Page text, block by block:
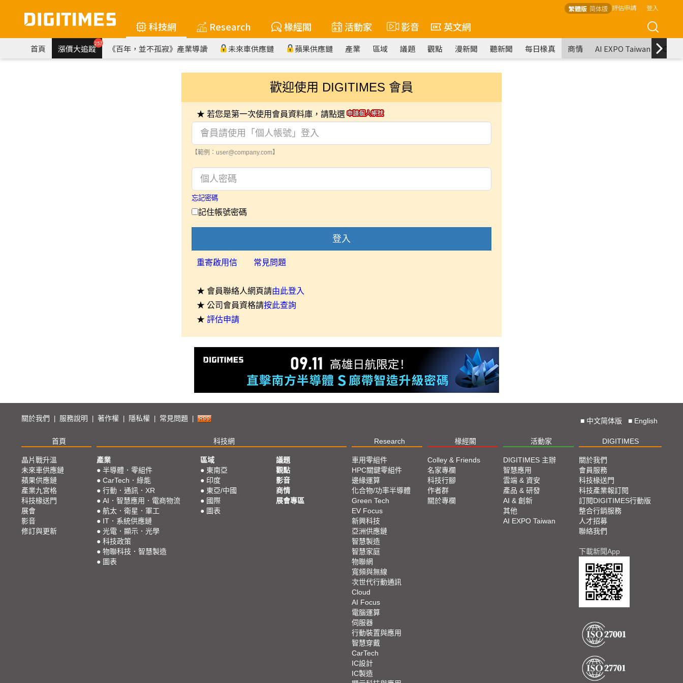
繁體版 简体版 評估申請 登入
科技網 Research 椽經閣 活動家 影音 英文網
首頁 漲價大追蹤257 《百年，並不孤寂》產業導讀 未來車供應鏈 蘋果供應鏈 產業 區域 議題 觀點 漫新聞 聽新聞 每日椽真 商情 AI EXPO Taiwan
歡迎使用 DIGITIMES 會員
★ 若您是第一次使用會員資料庫，請點選
【範例：user@company.com】
忘記密碼
記住帳號密碼
登入
重寄啟用信 常見問題
★ 會員聯絡人網頁請由此登入
★ 公司會員資格請按此查詢
★ 評估申請
關於我們 服務說明 著作權 隱私權 常見問題 ■ 中文简体版 ■ English
首頁 科技網 Research 椽經閣 活動家 DIGITIMES
晶片戰升溫
未來車供應鏈
蘋果供應鏈
產業九宮格
科技椽送門
展會
影音
修訂與更新
產業
● 半導體．零組件
● CarTech．綠能
● 行動．通訊．XR
● AI．智慧應用．電商物流
● 航太．衛星．軍工
● IT．系統供應鏈
● 光電．顯示．光學
● 科技政策
● 物聯科技．智慧製造
● 圖表
區域
● 東南亞
● 印度
● 東亞/中國
● 國際
● 圖表
議題
觀點
影音
商情
展會專區
車用零組件
HPC關鍵零組件
邊緣運算
化合物/功率半導體
Green Tech
EV Focus
新興科技
亞洲供應鏈
智慧製造
智慧家庭
物聯網
寬頻與無線
次世代行動通訊
Cloud
AI Focus
電腦運算
伺服器
行動裝置與應用
智慧穿戴
CarTech
IC設計
IC製造
Colley & Friends
名家專欄
科技行腳
作者群
關於專欄
DIGITIMES 主辦
智慧應用
雲端 & 資安
產品 & 研發
AI & 創新
其他
AI EXPO Taiwan
關於我們
會員服務
科技椽送門
科技產業報訂閱
訂閱DIGITIMES行動版
整合行銷服務
人才招募
聯絡我們
下載新聞App